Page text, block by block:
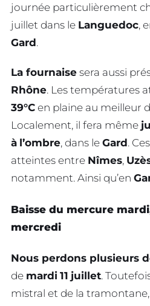
journée particulièrement
juillet dans le Languedoc,
Gard.
La fournaise sera aussi
Rhône. Les températures
39°C en plaine au meilleur
Localement, il fera même
à l’ombre, dans le Gard.
atteintes entre Nîmes,
notamment. Ainsi qu’en
Baisse du mercure
mercredi
Nous perdons plusieurs
de mardi 11 juillet.
mistral et de la